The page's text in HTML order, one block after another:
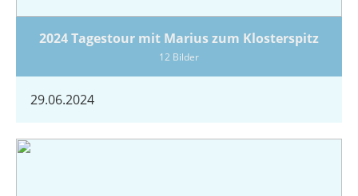
2024 Tagestour mit Marius zum Klosterspitz
12 Bilder
29.06.2024